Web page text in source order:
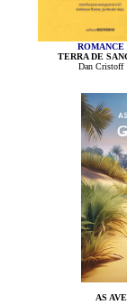
ROMANCE
TERRA DE
Dan Cristoff
AS